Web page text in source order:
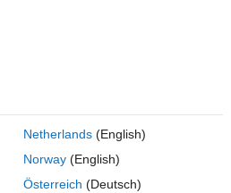
0 投票
parameters with minimum 4 or 5
storage it and then plot them. If i
Netherlands(English)
Norway(English)
Österreich (Deutsch)